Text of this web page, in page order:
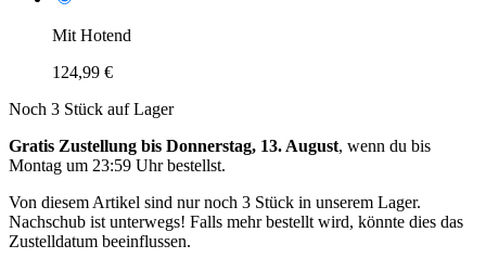
Mit Hotend
124,99 €
Noch 3 Stück auf Lager
Gratis Zustellung bis Donnerstag, 13. August, wenn du bis
Montag um 23:59 Uhrbestellst.
Von diesem Artikel sind nur noch 3 Stück in unserem Lager.
Nachschub ist unterwegs! Falls mehr bestellt wird, könnte dies das
Zustelldatum beeinflussen.